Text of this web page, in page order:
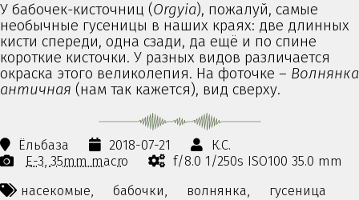
У бабочек-кисточниц (Orgyia), пожалуй, самые
необычные гусеницы в наших краях: две длинных
кисти спереди, одна сзади, да ещё и по спине
короткие кисточки. У разных видов различается
окраска этого великолепия. На фоточке – Волнянка
античная (нам так кажется), вид сверху.
Ёльбаза 2018-07-21
К.С.
E-3 35mm macro
f/8.0 1/250s ISO100 35.0 mm
насекомые,
бабочки, волнянка,
гусеница